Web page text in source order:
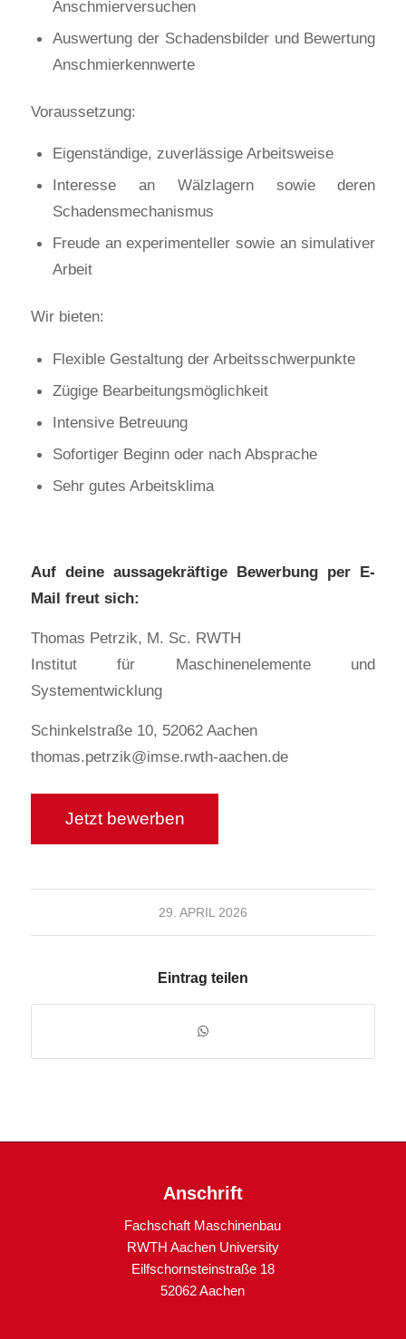
Anschmierversuchen
Auswertung der Schadensbilder und Bewertung
Anschmierkennwerte
Voraussetzung:
Eigenständige, zuverlässige Arbeitsweise
Interesse an Wälzlagern sowie deren
Schadensmechanismus
Freude an experimenteller sowie an simulativer
Arbeit
Wir bieten:
Flexible Gestaltung der Arbeitsschwerpunkte
Zügige Bearbeitungsmöglichkeit
Intensive Betreuung
Sofortiger Beginn oder nach Absprache
Sehr gutes Arbeitsklima
Auf deine aussagekräftige Bewerbung per E-
Mail freut sich:
Thomas Petrzik, M. Sc. RWTH
Institut für Maschinenelemente und
Systementwicklung
Schinkelstraße 10, 52062 Aachen
thomas.petrzik@imse.rwth-aachen.de
29. APRIL 2026
Eintrag teilen
Anschrift
Fachschaft Maschinenbau
RWTH Aachen University
Eilfschornsteinstraße 18
52062 Aachen